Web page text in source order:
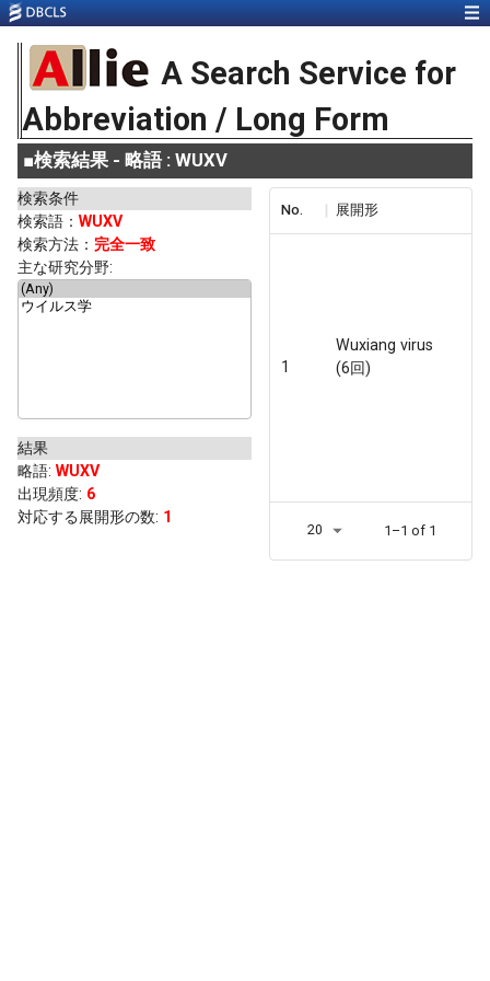
A Search Service for
Abbreviation / Long Form
■検索結果 - 略語 : WUXV
検索条件
検索語： WUXV
検索方法： 完全一致
主な研究分野:
結果
略語: WUXV
出現頻度: 6
対応する展開形の数: 1
No. 展開形
1
Wuxiang virus
(6回)
20 1–1 of 1